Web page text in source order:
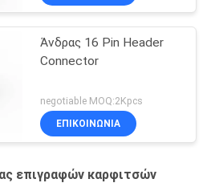
Άνδρας 16 Pin Header
Connector
negotiable MOQ:2Kpcs
ΕΠΙΚΟΙΝΩΝΊΑ
επιγραφών καρφιτσών